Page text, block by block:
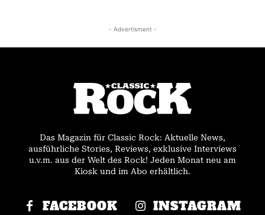
- Advertisment -
Das Magazin für Classic Rock: Aktuelle News,
ausführliche Stories, Reviews, exklusive Interviews
u.v.m. aus der Welt des Rock! Jeden Monat neu am
Kiosk und im Abo erhältlich.
FACEBOOK INSTAGRAM